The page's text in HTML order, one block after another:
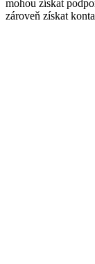
mohou získat
zároveň získat